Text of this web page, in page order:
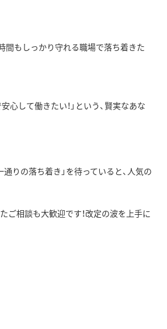
間もしっかり守れる職場で落ち着きた
心して働きたい！」という、賢実なあな
通りの落ち着き」を待っていると、 人気の
ご相談も大歓迎です！改定の波を上手に